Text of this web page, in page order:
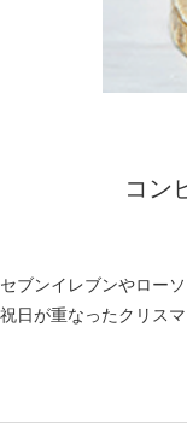
コン
セブンイレブンやロー
祝日が重なったクリス